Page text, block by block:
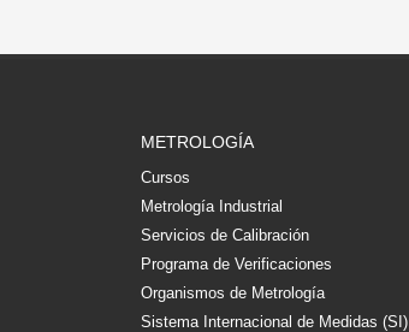
METROLOGÍA
Cursos
Metrología Industrial
Servicios de Calibración
Programa de Verificaciones
Organismos de Metrología
Sistema Internacional de Medidas (SI)